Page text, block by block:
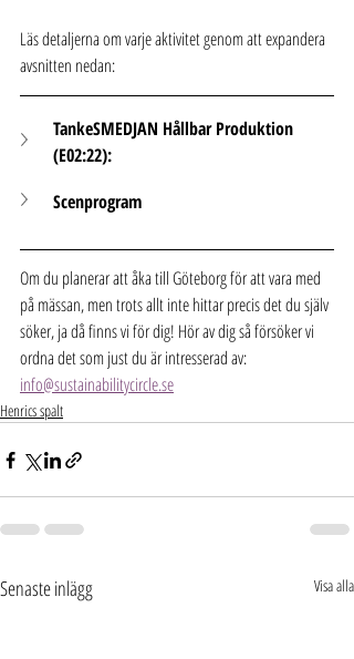
Läs detaljerna om varje aktivitet genom att expandera
avsnitten nedan:
TankeSMEDJAN Hållbar Produktion
(E02:22):
Scenprogram
Om du planerar att åka till Göteborg för att vara med
på mässan, men trots allt inte hittar precis det du själv
söker, ja då finns vi för dig! Hör av dig så försöker vi
ordna det som just du är intresserad av:
info@sustainabilitycircle.se
Henrics spalt
Senaste inlägg Visa alla